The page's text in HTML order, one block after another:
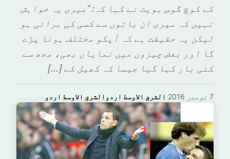
کے کوچ گوس بویت نے کہا کہ: "میری یہ خواہش
نہیں کہ میری ان باتوں سے کسی کی برائی ہو
لیکن یہ حقیقت ہے کہ آپکو مختلف ہونا پڑے
گا اور بعض چیزوں میں نمایاں بھی، مجھ سے
کئی بار کہا گیا جیسا کہ کھیل کے […]
الشرق الاوسط اردوالشرق الاوسط اردو · 7 نومبر 2016